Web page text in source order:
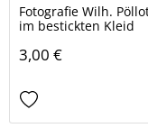
Fotografie Wilh.
im bestickten Kleid
3,00 €